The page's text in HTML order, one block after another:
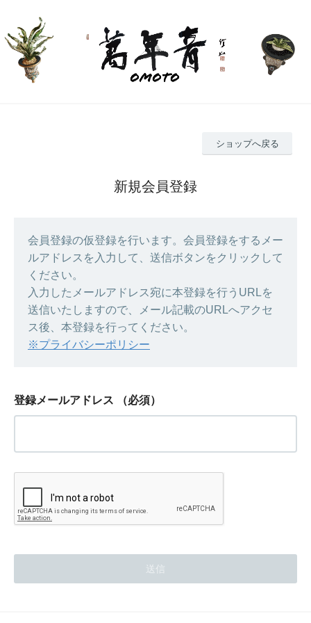
ショップへ戻る
新規会員登録
会員登録の仮登録を行います。会員登録をするメー
ルアドレスを入力して、送信ボタンをクリックして
ください。
入力したメールアドレス宛に本登録を行うURLを
送信いたしますので、メール記載のURLへアクセ
ス後、本登録を行ってください。
※プライバシーポリシー
登録メールアドレス （必須）